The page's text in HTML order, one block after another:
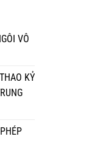
VÔ
KỶ